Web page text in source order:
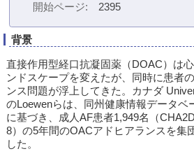
開始ページ
2395
背景
直接作用型経口抗凝固薬（DOAC）は
ンドスケープを変えたが、同時に患者
ンス問題が浮上してきた。カナダ
のLoewenらは、同州健康情報データベ
に基づき、成人AF患者1,949名（
8）の5年間のOACアドヒアランスを集
した。